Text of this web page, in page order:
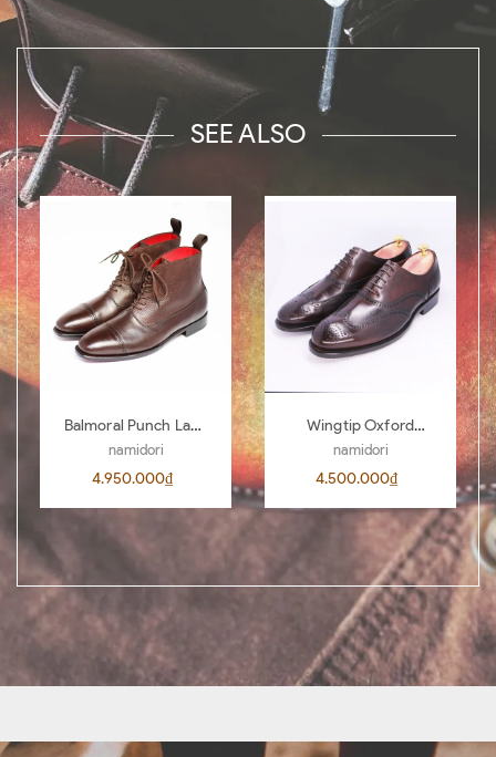
SEE ALSO
Balmoral Punch Lace
Boots BL04
namidori
4.950.000₫
Wingtip Oxford
AL00 D.Brown 442
namidori
4.500.000₫